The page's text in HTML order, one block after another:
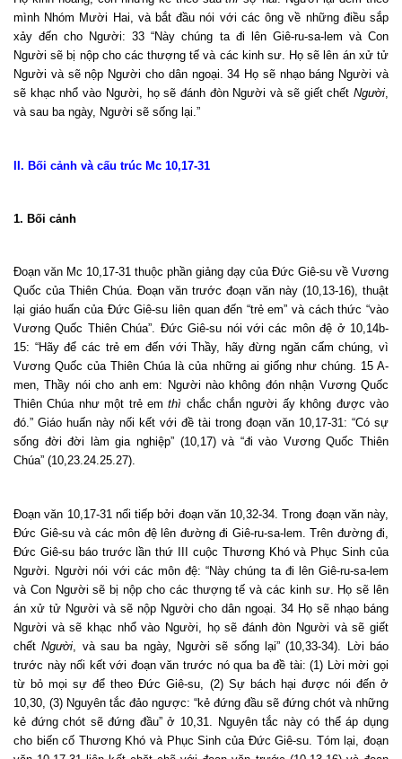
mình Nhóm Mười Hai, và bắt đầu nói với các ông về những điều sắp
xảy đến cho Người: 33 “Này chúng ta đi lên Giê-ru-sa-lem và Con
Người sẽ bị nộp cho các thượng tế và các kinh sư. Họ sẽ lên án xử tử
Người và sẽ nộp Người cho dân ngoại. 34 Họ sẽ nhạo báng Người và
sẽ khạc nhổ vào Người, họ sẽ đánh đòn Người và sẽ giết chết Người,
và sau ba ngày, Người sẽ sống lại.”
II. Bối cảnh và cấu trúc Mc 10,17-31
1. Bối cảnh
Đoạn văn Mc 10,17-31 thuộc phần giảng dạy của Đức Giê-su về Vương
Quốc của Thiên Chúa. Đoạn văn trước đoạn văn này (10,13-16), thuật
lại giáo huấn của Đức Giê-su liên quan đến “trẻ em” và cách thức “vào
Vương Quốc Thiên Chúa”. Đức Giê-su nói với các môn đệ ở 10,14b-
15: “Hãy để các trẻ em đến với Thầy, hãy đừng ngăn cấm chúng, vì
Vương Quốc của Thiên Chúa là của những ai giống như chúng. 15 A-
men, Thầy nói cho anh em: Người nào không đón nhận Vương Quốc
Thiên Chúa như một trẻ emthì chắc chắn người ấy không được vào
đó.” Giáo huấn này nối kết với đề tài trong đoạn văn 10,17-31: “Có sự
sống đời đời làm gia nghiệp” (10,17) và “đi vào Vương Quốc Thiên
Chúa” (10,23.24.25.27).
Đoạn văn 10,17-31 nối tiếp bởi đoạn văn 10,32-34. Trong đoạn văn này,
Đức Giê-su và các môn đệ lên đường đi Giê-ru-sa-lem. Trên đường đi,
Đức Giê-su báo trước lần thứ III cuộc Thương Khó và Phục Sinh của
Người. Người nói với các môn đệ: “Này chúng ta đi lên Giê-ru-sa-lem
và Con Người sẽ bị nộp cho các thượng tế và các kinh sư. Họ sẽ lên
án xử tử Người và sẽ nộp Người cho dân ngoại. 34 Họ sẽ nhạo báng
Người và sẽ khạc nhổ vào Người, họ sẽ đánh đòn Người và sẽ giết
chếtNgười , và sau ba ngày, Người sẽ sống lại” (10,33-34). Lời báo
trước này nối kết với đoạn văn trước nó qua ba đề tài: (1) Lời mời gọi
từ bỏ mọi sự để theo Đức Giê-su, (2) Sự bách hại được nói đến ở
10,30, (3) Nguyên tắc đảo ngược: “kẻ đứng đầu sẽ đứng chót và những
kẻ đứng chót sẽ đứng đầu” ở 10,31. Nguyên tắc này có thể áp dụng
cho biến cố Thương Khó và Phục Sinh của Đức Giê-su. Tóm lại, đoạn